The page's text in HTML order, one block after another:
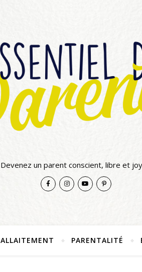
Devenez un parent conscient, libre et
ALLAITEMENT PARENTALITÉ